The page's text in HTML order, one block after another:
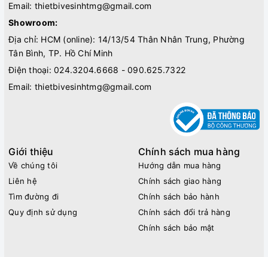
Email: thietbivesinhtmg@gmail.com
Showroom:
Địa chỉ: HCM (online): 14/13/54 Thân Nhân Trung, Phường
Tân Bình, TP. Hồ Chí Minh
Điện thoại: 024.3204.6668 - 090.625.7322
Email: thietbivesinhtmg@gmail.com
Giới thiệu
Về chúng tôi
Liên hệ
Tìm đường đi
Quy định sử dụng
Chính sách mua hàng
Hướng dẫn mua hàng
Chính sách giao hàng
Chính sách bảo hành
Chính sách đổi trả hàng
Chính sách bảo mật